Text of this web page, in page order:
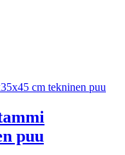
puu